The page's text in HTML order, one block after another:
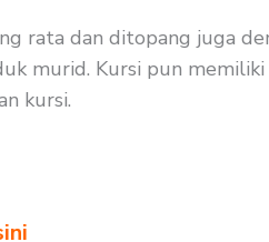
rata dan ditopang juga
murid. Kursi pun memiliki
kursi.